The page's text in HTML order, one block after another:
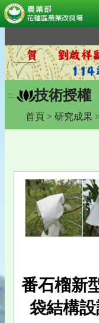
到
主
要
內
容
::: 技術授權
首頁 > 研究成果 >
番石榴新
袋結構